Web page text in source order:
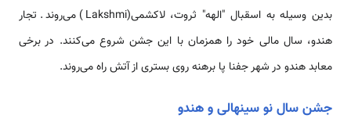
بدین وسیله به اسقبال "الهه" ثروت، لاکشمی(Lakshmi) می‌روند. تجار
هندو، سال مالی خود را همزمان با این جشن شروع می‌کنند. در برخی
معابد هندو در شهر جفنا پا برهنه روی بستری از آتش راه می‌روند.
جشن سال نو سینهالی و هندو